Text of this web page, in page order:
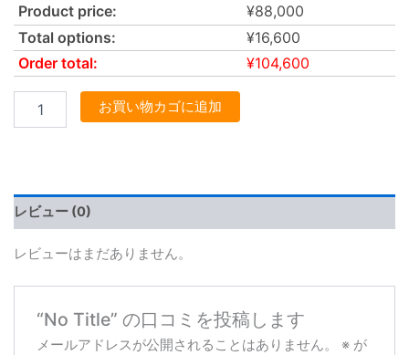
Product price: ¥88,000
Total options:
¥16,600
Order total:
¥104,600
お買い物カゴに追加
レビュー (0)
レビューはまだありません。
“No Title” の口コミを投稿します
メールアドレスが公開されることはありません。 ※ が